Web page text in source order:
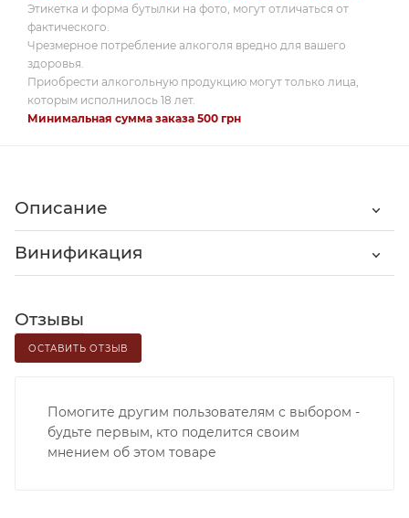
Этикетка и форма бутылки на фото, могут отличаться от
фактического.
Чрезмерное потребление алкоголя вредно для вашего
здоровья.
Приобрести алкогольную продукцию могут только лица,
которым исполнилось 18 лет.
Минимальная сумма заказа 500 грн
Описание
Винификация
Отзывы
ОСТАВИТЬ ОТЗЫВ
Помогите другим пользователям с выбором -
будьте первым, кто поделится своим
мнением об этом товаре